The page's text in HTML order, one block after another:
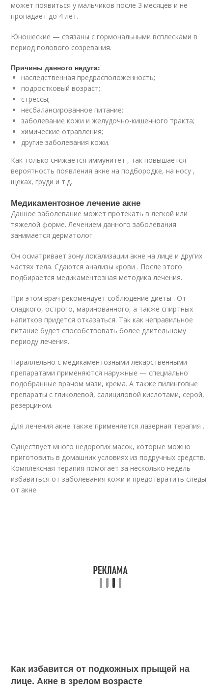
может появиться у мальчиков после 3 месяцев и не
пропадает до 4 лет.
Юношеские — связаны с гормональными всплесками в
период полового созревания.
Причины данного недуга:
наследственная предрасположенность;
подростковый возраст;
стрессы;
несбалансированное питание;
заболевание кожи и желудочно-кишечного тракта;
химические отравления;
другие заболевания кожи.
Как только снижается иммунитет , так повышается
вероятность появления акне на подбородке, на носу ,
щеках, груди и т.д.
Медикаментозное лечение акне
Данное заболевание может протекать в легкой или
тяжелой форме. Лечением данного заболевания
занимается дерматолог .
Он осматривает зону локализации акне на лице и других
частях тела. Сдаются анализы крови . После этого
подбирается медикаментозная методика лечения.
При этом врач рекомендует соблюдение диеты . От
сладкого, острого, маринованного, а также спиртных
напитков придется отказаться. Так как неправильное
питание будет способствовать более длительному
периоду лечения.
Параллельно с медикаментозными лекарственными
препаратами применяются наружные — специально
подобранные врачом мази, крема. А также пилинговые
препараты с гликолевой, салициловой кислотами, серой,
резерцином.
Для лечения акне также применяется лазерная терапия .
Существует много недорогих масок, которые можно
приготовить в домашних условиях из подручных средств.
Комплексная терапия помогает за несколько недель
избавиться от заболевания кожи и предотвратить следы
от акне .
Как избавится от подкожных прыщей на
лице. Акне в зрелом возрасте